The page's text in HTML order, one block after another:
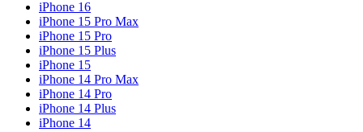
iPhone 16
iPhone 15 Pro Max
iPhone 15 Pro
iPhone 15 Plus
iPhone 15
iPhone 14 Pro Max
iPhone 14 Pro
iPhone 14 Plus
iPhone 14